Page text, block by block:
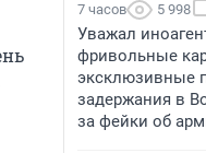
7 часов 5 998
Уважал
фривольные
эксклюзивные
задержания в
за фейки об